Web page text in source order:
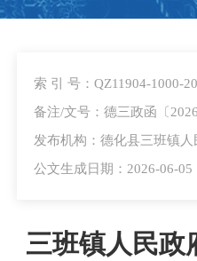
索 引 号：QZ11904-1000-
备注/文号：德三政函〔
发布机构：德化县三班镇人
公文生成日期：2026-06-05
三班镇人民政